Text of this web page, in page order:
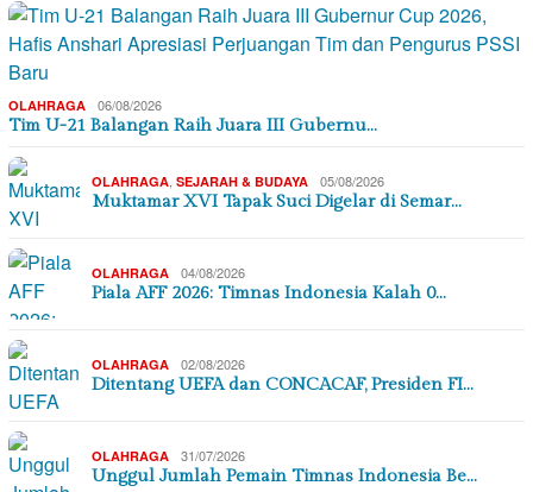
OLAHRAGA 06/08/2026
Tim U-21 Balangan Raih Juara III Gubernu…
OLAHRAGA SEJARAH & BUDAYA 05/08/2026
Muktamar XVI Tapak Suci Digelar di Semar…
OLAHRAGA 04/08/2026
Piala AFF 2026: Timnas Indonesia Kalah 0…
OLAHRAGA 02/08/2026
Ditentang UEFA dan CONCACAF, Presiden FI…
OLAHRAGA 31/07/2026
Unggul Jumlah Pemain Timnas Indonesia Be…